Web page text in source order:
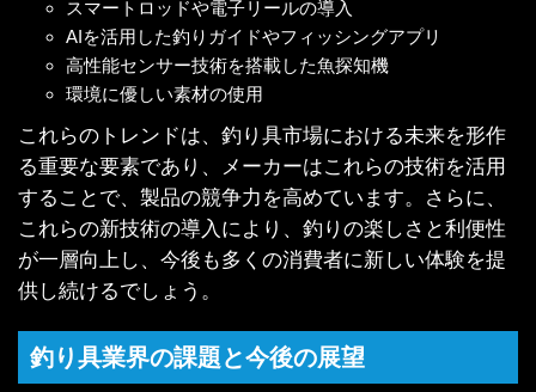
スマートロッドや電子リールの導入
AIを活用した釣りガイドやフィッシングアプリ
高性能センサー技術を搭載した魚探知機
環境に優しい素材の使用
これらのトレンドは、釣り具市場における未来を形作
る重要な要素であり、メーカーはこれらの技術を活用
することで、製品の競争力を高めています。さらに、
これらの新技術の導入により、釣りの楽しさと利便性
が一層向上し、今後も多くの消費者に新しい体験を提
供し続けるでしょう。
釣り具業界の課題と今後の展望